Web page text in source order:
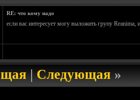
RE: что кому надо
если вас интересует могу выложить групу
|Следующая»